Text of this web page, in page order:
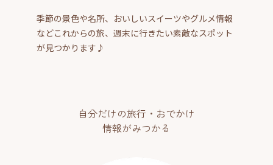
季節の景色や名所、おいしいスイーツやグルメ情報
などこれからの旅、週末に行きたい素敵なスポット
が見つかります♪
自分だけの旅行・おでかけ
情報がみつかる